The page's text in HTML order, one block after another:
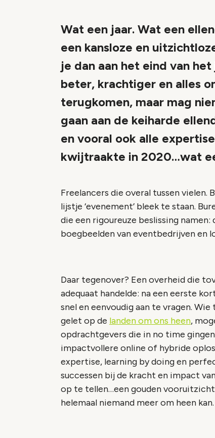
Wat een jaar. Wat een
een kansloze en
je dan aan het eind van
beter, krachtiger en alles
terugkomen, maar mag
gaan aan de keiharde
en vooral ook alle
kwijtraakte in 2020…wat
Freelancers die overal tussen vielen.
lijstje ‘evenement’ bleek te staan.
die een rigoureuze beslissing
boegbeelden van eventbedrijven en
Daar tegenover? Een overheid die
adequaat handelde: na een eerste
snel en eenvoudig aan te vragen.
gelet op de landen om ons heen,
opdrachtgevers die in no time
impactvollere online of hybride
expertise, learning by doing en
successen bij de kracht en impact
op te tellen…een gouden
helemaal niemand meer om heen kan.